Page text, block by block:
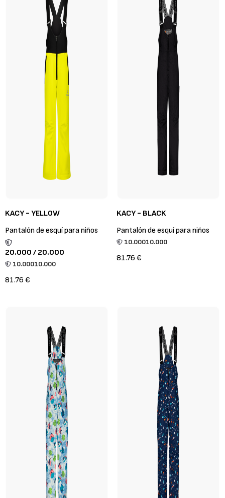
KACY - YELLOW
Pantalón de esquí para niños
20.000 / 20.000
10.00010.000
81.76 €
KACY - BLACK
Pantalón de esquí para niños
10.00010.000
81.76 €